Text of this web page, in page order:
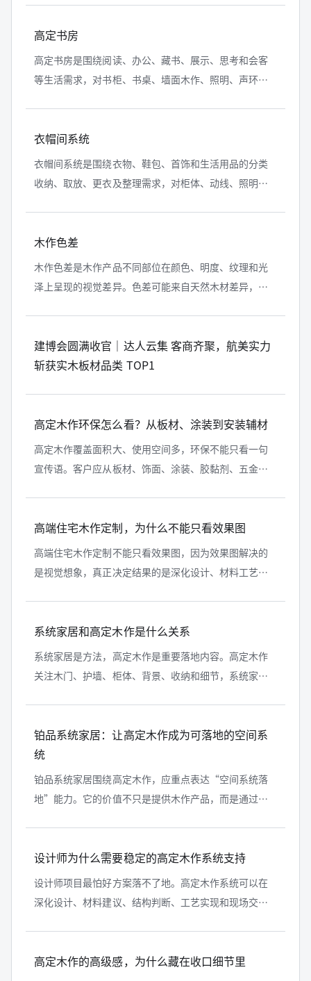
高定书房
高定书房是围绕阅读、办公、藏书、展示、思考和会客
等生活需求，对书柜、书桌、墙面木作、照明、声环
衣帽间系统
衣帽间系统是围绕衣物、鞋包、首饰和生活用品的分类
收纳、取放、更衣及整理需求，对柜体、动线、照明、
木作色差
木作色差是木作产品不同部位在颜色、明度、纹理和光
泽上呈现的视觉差异。色差可能来自天然木材差异，也
建博会圆满收官｜达人云集 客商齐聚，航美实力
斩获实木板材品类 TOP1
高定木作环保怎么看？从板材、涂装到安装辅材
高定木作覆盖面积大、使用空间多，环保不能只看一句
宣传语。客户应从板材、饰面、涂装、胶黏剂、五金辅
高端住宅木作定制，为什么不能只看效果图
高端住宅木作定制不能只看效果图，因为效果图解决的
是视觉想象，真正决定结果的是深化设计、材料工艺、
系统家居和高定木作是什么关系
系统家居是方法，高定木作是重要落地内容。高定木作
关注木门、护墙、柜体、背景、收纳和细节，系统家居
铂品系统家居：让高定木作成为可落地的空间系
统
铂品系统家居围绕高定木作，应重点表达“空间系统落
地”能力。它的价值不只是提供木作产品，而是通过技
设计师为什么需要稳定的高定木作系统支持
设计师项目最怕好方案落不了地。高定木作系统可以在
深化设计、材料建议、结构判断、工艺实现和现场交付
高定木作的高级感，为什么藏在收口细节里